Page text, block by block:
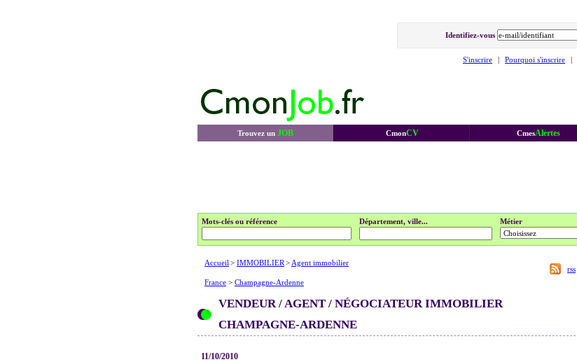
Identifiez-vous
S'inscrire | Pourquoi s'inscrire |
Trouvez un JOB CmonCV CmesAlertes
Mots-clés ou référence Département, ville... Métier
rss
Accueil > IMMOBILIER > Agent immobilier
France > Champagne-Ardenne
VENDEUR / AGENT / NÉGOCIATEUR IMMOBILIER
CHAMPAGNE-ARDENNE
11/10/2010